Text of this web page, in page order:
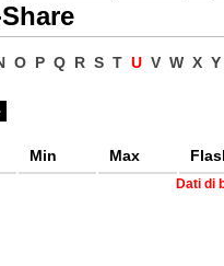
O P Q R S T U V W X Y
Min Max
Dati di